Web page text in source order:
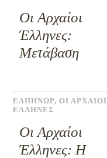
Οι Αρχαίοι
Έλληνες:
Μετάβαση
ΕΛΠΗΝΩΡ,ΟΙ ΑΡΧΑΙΟΙ
ΕΛΛΗΝΕΣ
Οι Αρχαίοι
Έλληνες: Η